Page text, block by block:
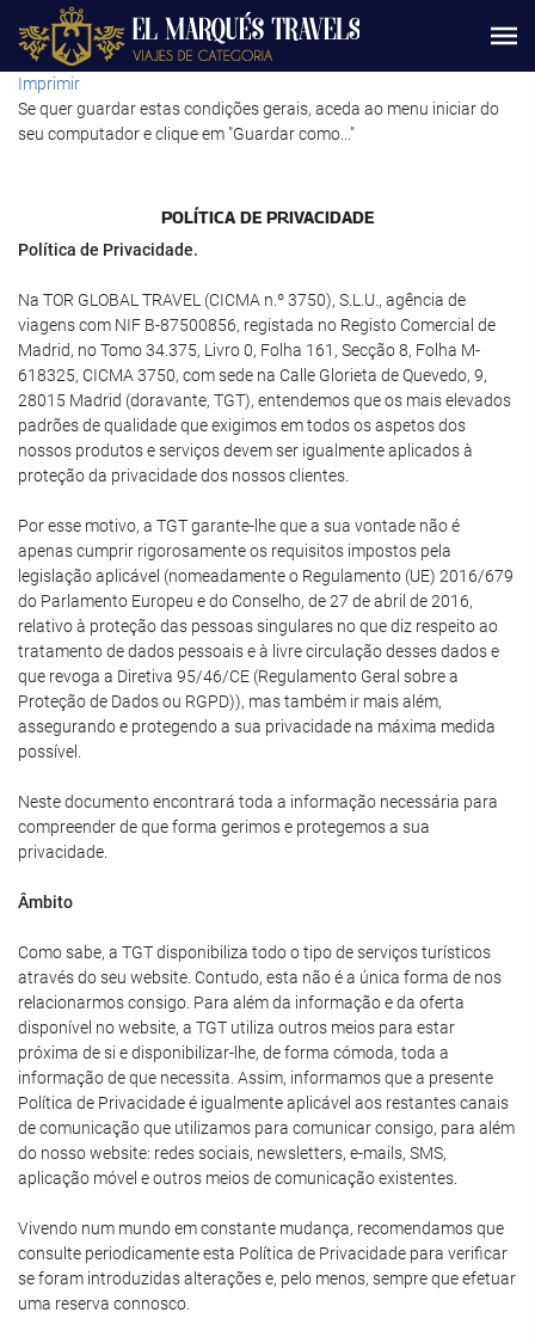
Imprimir
Se quer guardar estas condições gerais, aceda ao menu iniciar do
seu computador e clique em "Guardar como..."
POLÍ­TICA DE PRIVACIDADE
Política de Privacidade.
Na TOR GLOBAL TRAVEL (CICMA n.º 3750), S.L.U., agência de
viagens com NIF B-87500856, registada no Registo Comercial de
Madrid, no Tomo 34.375, Livro 0, Folha 161, Secção 8, Folha M-
618325, CICMA 3750, com sede na Calle Glorieta de Quevedo, 9,
28015 Madrid (doravante, TGT), entendemos que os mais elevados
padrões de qualidade que exigimos em todos os aspetos dos
nossos produtos e serviços devem ser igualmente aplicados à
proteção da privacidade dos nossos clientes.
Por esse motivo, a TGT garante-lhe que a sua vontade não é
apenas cumprir rigorosamente os requisitos impostos pela
legislação aplicável (nomeadamente o Regulamento (UE) 2016/679
do Parlamento Europeu e do Conselho, de 27 de abril de 2016,
relativo à proteção das pessoas singulares no que diz respeito ao
tratamento de dados pessoais e à livre circulação desses dados e
que revoga a Diretiva 95/46/CE (Regulamento Geral sobre a
Proteção de Dados ou RGPD)), mas também ir mais além,
assegurando e protegendo a sua privacidade na máxima medida
possível.
Neste documento encontrará toda a informação necessária para
compreender de que forma gerimos e protegemos a sua
privacidade.
Âmbito
Como sabe, a TGT disponibiliza todo o tipo de serviços turísticos
através do seu website. Contudo, esta não é a única forma de nos
relacionarmos consigo. Para além da informação e da oferta
disponível no website, a TGT utiliza outros meios para estar
próxima de si e disponibilizar-lhe, de forma cómoda, toda a
informação de que necessita. Assim, informamos que a presente
Política de Privacidade é igualmente aplicável aos restantes canais
de comunicação que utilizamos para comunicar consigo, para além
do nosso website: redes sociais, newsletters, e-mails, SMS,
aplicação móvel e outros meios de comunicação existentes.
Vivendo num mundo em constante mudança, recomendamos que
consulte periodicamente esta Política de Privacidade para verificar
se foram introduzidas alterações e, pelo menos, sempre que efetuar
uma reserva connosco.